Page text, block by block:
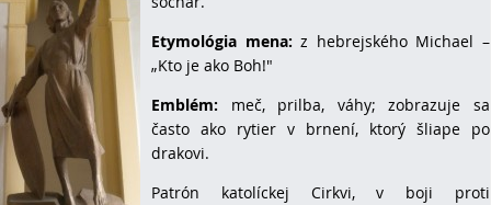
Etymológia mena: z hebrejského Michael –
„Kto je ako Boh!"
Emblém: meč, prilba, váhy; zobrazuje sa
často ako rytier v brnení, ktorý šliape po
drakovi.
Patrón katolíckej Cirkvi, v boji proti